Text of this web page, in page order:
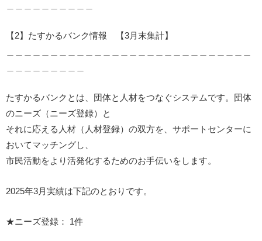
【2】たすかるバンク情報 【3月末集計】
たすかるバンクとは、団体と人材をつなぐシステムです。団体
のニーズ（ニーズ登録）と
それに応える人材（人材登録）の双方を、サポートセンターに
おいてマッチングし、
市民活動をより活発化するためのお手伝いをします。
2025年3月実績は下記のとおりです。
★ニーズ登録： 1件